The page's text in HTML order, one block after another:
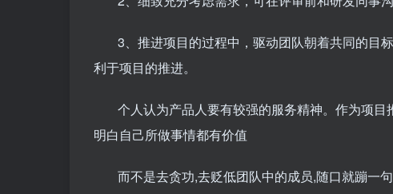
3、推进项目的过程中，驱动团队朝着共同的目
利于项目的推进。
个人认为产品人要有较强的服务精神。作为项
明白自己所做事情都有价值
而不是去贪功,去贬低团队中的成员,随口就蹦一